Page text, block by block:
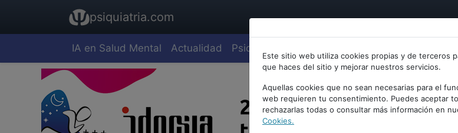
psiquiatria.com
IA en Salud Mental Actualidad Psiquiatría
Este sitio web utiliza cookies propias y de terceros
que haces del sitio y mejorar nuestros servicios.
Aquellas cookies que no sean necesarias para el
web requieren tu consentimiento. Puedes aceptar
rechazarlas todas o consultar más información en
Cookies.